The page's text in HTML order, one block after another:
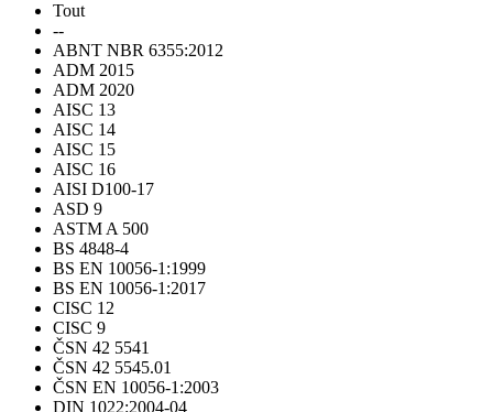
Tout
--
ABNT NBR 6355:2012
ADM 2015
ADM 2020
AISC 13
AISC 14
AISC 15
AISC 16
AISI D100-17
ASD 9
ASTM A 500
BS 4848-4
BS EN 10056-1:1999
BS EN 10056-1:2017
CISC 12
CISC 9
ČSN 42 5541
ČSN 42 5545.01
ČSN EN 10056-1:2003
DIN 1022:2004-04